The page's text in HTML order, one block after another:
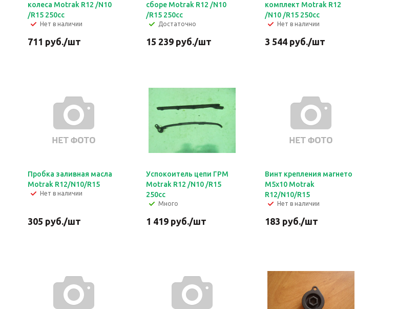
колеса Motrak R12 /N10
/R15 250сс
Нет в наличии
711 руб./шт
сборе Motrak R12 /N10
/R15 250сс
Достаточно
15 239 руб./шт
комплект Motrak R12
/N10 /R15 250сс
Нет в наличии
3 544руб./шт
Пробка заливная масла
Motrak R12/N10/R15
Нет в наличии
305 руб./шт
Успокоитель цепи ГРМ
Motrak R12 /N10 /R15
250сс
Много
1 419 руб./шт
Винт крепления магнето
М5х10 Motrak
R12/N10/R15
Нет в наличии
183 руб./шт